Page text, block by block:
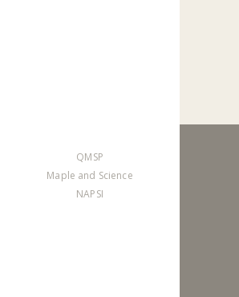
QMSP
Maple and Science
NAPSI